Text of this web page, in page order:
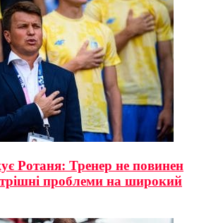
Ротаня: Тренер не повинен
проблеми на широкий